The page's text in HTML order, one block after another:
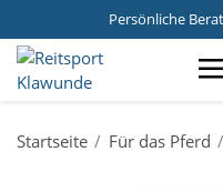
Persönliche
Startseite Für das Pferd